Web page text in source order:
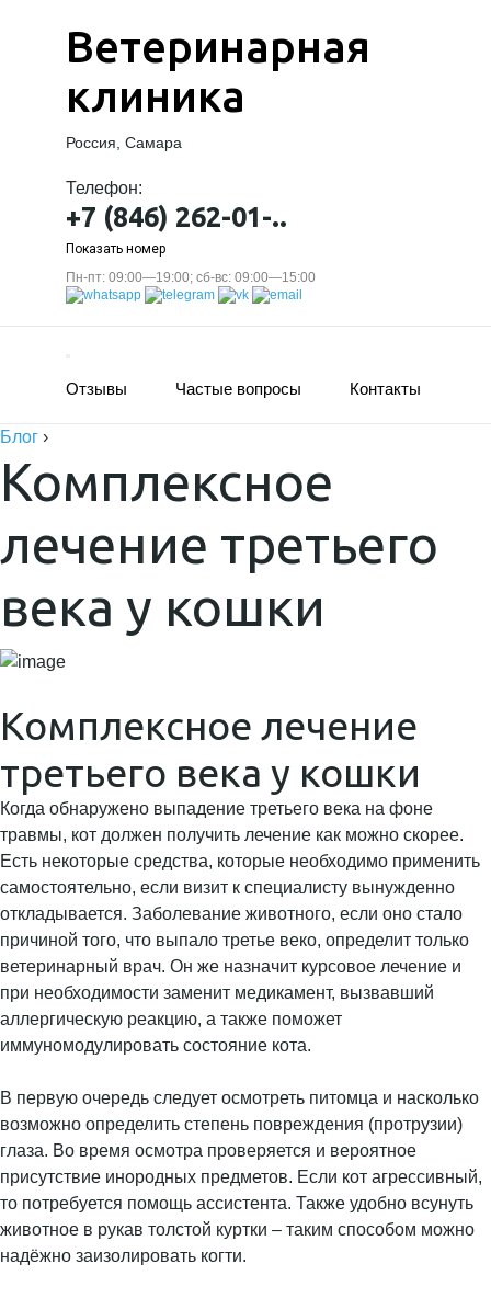
Ветеринарная
клиника
Россия, Самара
Телефон:
+7 (846) 262-01-..
Показать номер
Пн-пт: 09:00—19:00; сб-вс: 09:00—15:00
Отзывы Частые вопросы Контакты
Блог ›
Комплексное
лечение третьего
века у кошки
Комплексное лечение
третьего века у кошки
Когда обнаружено выпадение третьего века на фоне
травмы, кот должен получить лечение как можно скорее.
Есть некоторые средства, которые необходимо применить
самостоятельно, если визит к специалисту вынужденно
откладывается. Заболевание животного, если оно стало
причиной того, что выпало третье веко, определит только
ветеринарный врач. Он же назначит курсовое лечение и
при необходимости заменит медикамент, вызвавший
аллергическую реакцию, а также поможет
иммуномодулировать состояние кота.
В первую очередь следует осмотреть питомца и насколько
возможно определить степень повреждения (протрузии)
глаза. Во время осмотра проверяется и вероятное
присутствие инородных предметов. Если кот агрессивный,
то потребуется помощь ассистента. Также удобно всунуть
животное в рукав толстой куртки – таким способом можно
надёжно заизолировать когти.